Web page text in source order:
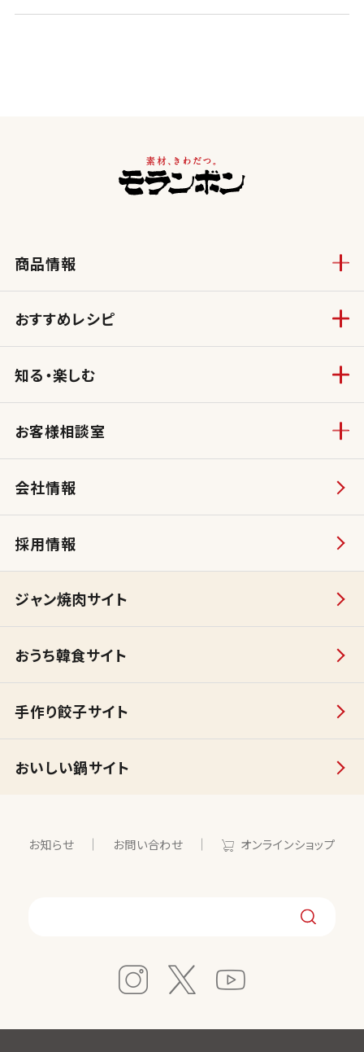
商品情報
おすすめレシピ
知る・楽しむ
お客様相談室
会社情報
採用情報
ジャン焼肉サイト
おうち韓食サイト
手作り餃子サイト
おいしい鍋サイト
お知らせ お問い合わせ オンラインショップ